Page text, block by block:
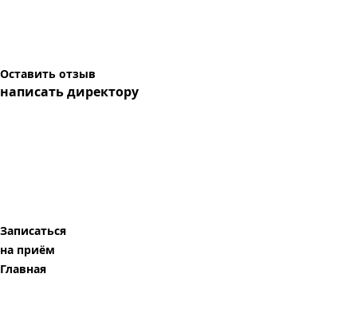
Оставить отзыв
написать директору
Записаться
на приём
Главная